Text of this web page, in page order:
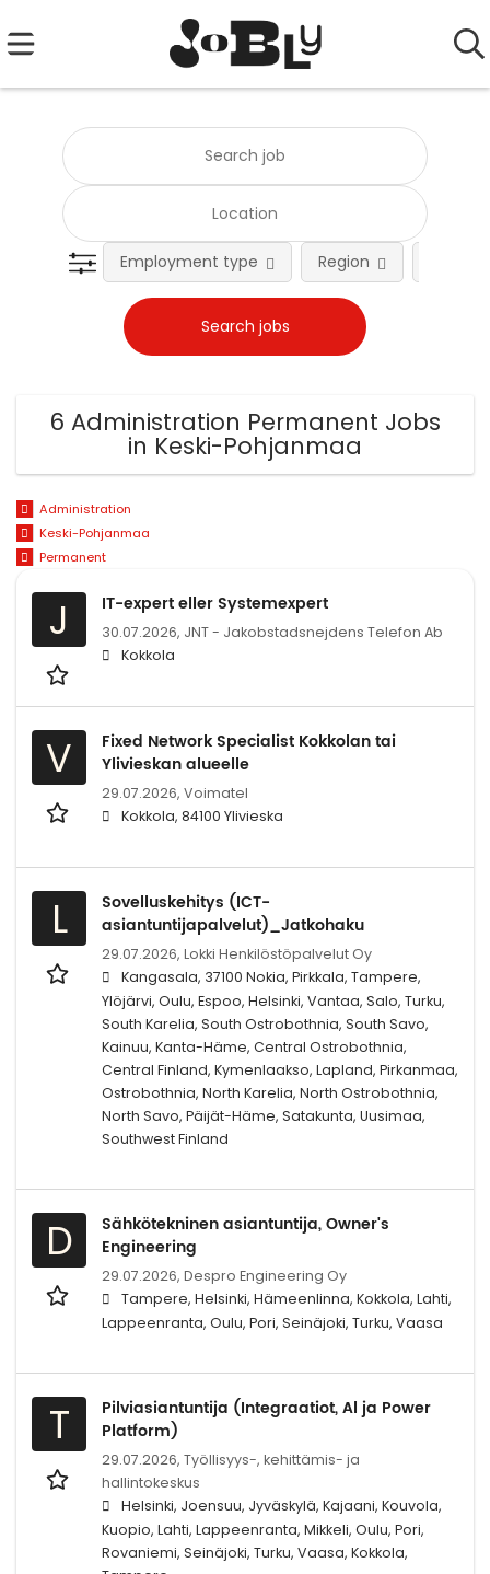
Employment type Region
6 Administration Permanent Jobs
in Keski-Pohjanmaa
Administration
Keski-Pohjanmaa
Permanent
J IT-expert eller Systemexpert
30.07.2026, JNT - Jakobstadsnejdens Telefon Ab
Kokkola
V
Fixed Network Specialist Kokkolan tai
Ylivieskan alueelle
29.07.2026, Voimatel
Kokkola, 84100 Ylivieska
L
Sovelluskehitys (ICT-
asiantuntijapalvelut)_Jatkohaku
29.07.2026, Lokki Henkilöstöpalvelut Oy
Kangasala, 37100 Nokia, Pirkkala, Tampere,
Ylöjärvi, Oulu, Espoo, Helsinki, Vantaa, Salo, Turku,
South Karelia, South Ostrobothnia, South Savo,
Kainuu, Kanta-Häme, Central Ostrobothnia,
Central Finland, Kymenlaakso, Lapland, Pirkanmaa,
Ostrobothnia, North Karelia, North Ostrobothnia,
North Savo, Päijät-Häme, Satakunta, Uusimaa,
Southwest Finland
D
Sähkötekninen asiantuntija, Owner's
Engineering
29.07.2026, Despro Engineering Oy
Tampere, Helsinki, Hämeenlinna, Kokkola, Lahti,
Lappeenranta, Oulu, Pori, Seinäjoki, Turku, Vaasa
T
Pilviasiantuntija (Integraatiot, Al ja Power
Platform)
29.07.2026, Työllisyys-, kehittämis- ja
hallintokeskus
Helsinki, Joensuu, Jyväskylä, Kajaani, Kouvola,
Kuopio, Lahti, Lappeenranta, Mikkeli, Oulu, Pori,
Rovaniemi, Seinäjoki, Turku, Vaasa, Kokkola,